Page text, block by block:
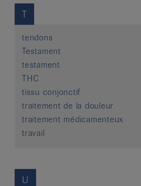
T
tendons
Testament
testament
THC
tissu conjonctif
traitement de la douleur
traitement médicamenteux
travail
U